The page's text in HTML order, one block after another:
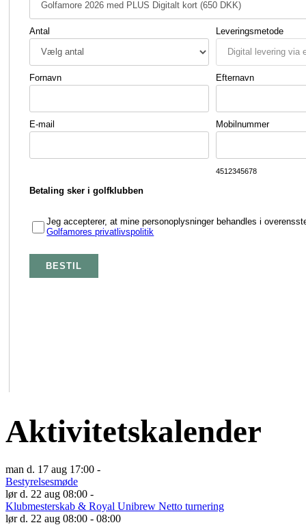
Aktivitetskalender
man d. 17 aug 17:00 -
Bestyrelsesmøde
lør d. 22 aug 08:00 -
Klubmesterskab & Royal Unibrew Netto turnering
lør d. 22 aug 08:00 - 08:00